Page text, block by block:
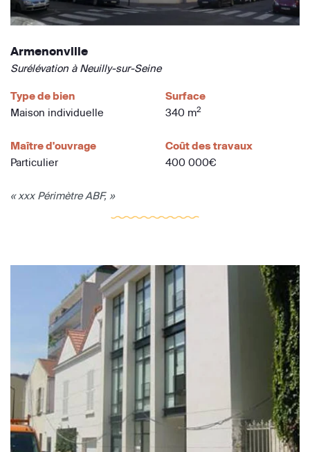
Armenonville
Surélévation à Neuilly-sur-Seine
Type de bien
Maison individuelle
Surface
340 m2
Maître d'ouvrage
Particulier
Coût des travaux
400 000€
« xxx Périmètre ABF, »